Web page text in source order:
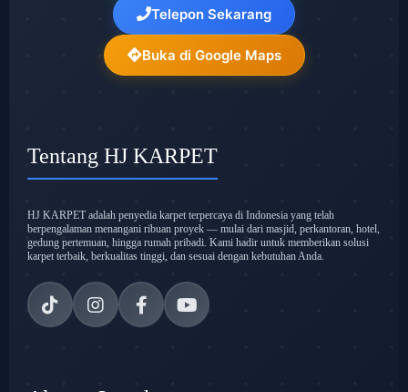
Telepon Sekarang
Buka di Google Maps
Tentang HJ KARPET
HJ KARPET adalah penyedia karpet terpercaya di Indonesia yang telah
berpengalaman menangani ribuan proyek — mulai dari masjid, perkantoran, hotel,
gedung pertemuan, hingga rumah pribadi. Kami hadir untuk memberikan solusi
karpet terbaik, berkualitas tinggi, dan sesuai dengan kebutuhan Anda.